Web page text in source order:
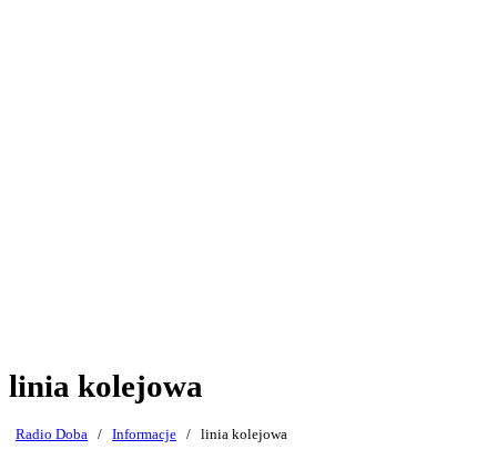
linia kolejowa
Radio Doba / Informacje / linia kolejowa